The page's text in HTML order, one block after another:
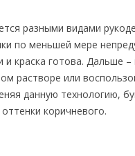
разными видами
по меньшей мере
краска готова. Дальше –
растворе или
данную технологию,
коричневого.